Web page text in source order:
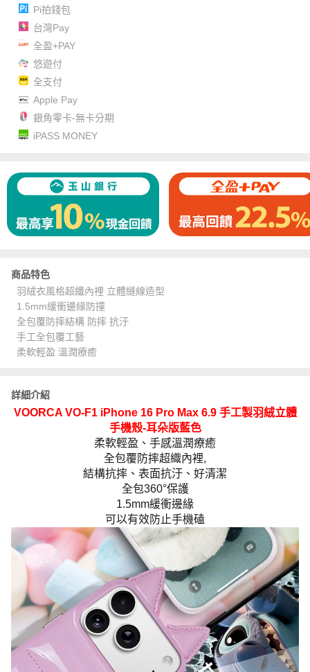
Pi拍錢包
台灣Pay
全盈+PAY
悠遊付
全支付
Apple Pay
銀角零卡-無卡分期
iPASS MONEY
商品特色
羽絨衣風格超纖內裡 立體縫線造型
1.5mm緩衝邊緣防撞
全包覆防摔結構 防摔 抗汙
手工全包覆工藝
柔軟輕盈 溫潤療癒
詳細介紹
VOORCA VO-F1 iPhone 16 Pro Max 6.9 手工製羽絨立體
手機殼-耳朵版藍色
柔軟輕盈、手感溫潤療癒
全包覆防摔超織內裡,
結構抗摔、表面抗汙、好清潔
全包360°保護
1.5mm緩衝邊緣
可以有效防止手機磕